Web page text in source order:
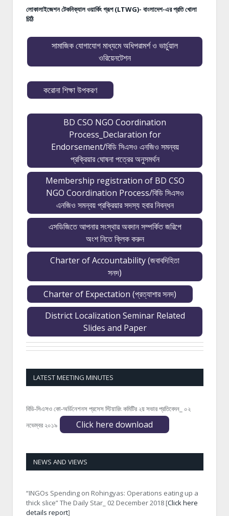
লোকালাইজেশন টেকনিক্যাল ওয়ার্কিং গ্রূপ (LTWG)- বাংলাদেশ-এর প্রতি খোলা
চিঠি
সামাজিক যোগাযোগ মাধ্যমে অধিপরামর্শ ও ভার্চুয়াল
ওরিয়েনটেশন
করোনা শিক্ষা উপকরণ
BD CSO NGO Coordination
Process_Declaration for
Endorsement/বিডি সিএসও এনজিও সমন্বয়
প্রক্রিয়ার ঘোষনা পত্রের অনুসমর্থন
Membership registration of BD CSO
NGO Coordination Process/বিডি সিএসও
এনজিও সমন্বয় প্রক্রিয়ার সদস্য হবার নিবন্ধন
এসডিজিতে আপনার সংস্থার অবদান সম্পর্কিত জরিপে
অংশ নিতে ক্লিক করুন
Charter of Accountability (জবাবদিহিতা
সনদ)
Charter of Expectation (প্রত্যাশার সনদ)
District Localization Seminar Related
Slides and Paper
LATEST MEETING MINUTES
বিডি-সিএসও কো-অর্ডিনেশনস প্রসেস স্টিয়ারিং কমিটির ২য় সভার প্রতিবেদন_ ০২
নভেম্বর ২০১৯
Click here download
NEWS AND VIEWS
“INGOs Spending on Rohingyas: Operations eating up a
thick slice” The Daily Star_ 02 December 2018 [Click here
details report]